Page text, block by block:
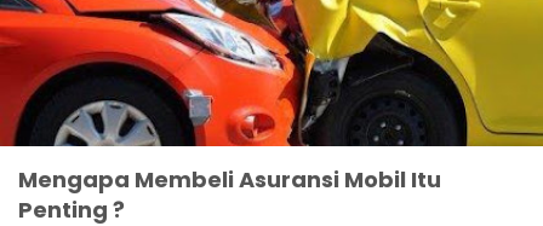
Mengapa Membeli Asuransi Mobil Itu
Penting ?